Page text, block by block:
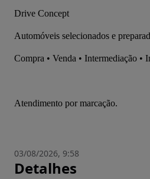
Drive Concept
Automóveis selecionados e
Compra • Venda • Intermediação •
Atendimento por marcação.
03/08/2026, 9:58
Detalhes